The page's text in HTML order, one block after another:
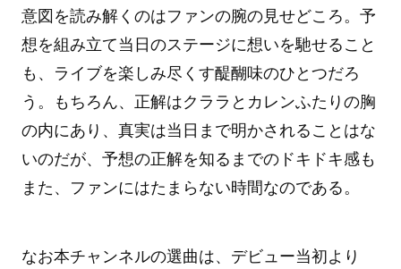
意図を読み解くのはファンの腕の見せどころ。予
想を組み立て当日のステージに想いを馳せること
も、ライブを楽しみ尽くす醍醐味のひとつだろ
う。もちろん、正解はクララとカレンふたりの胸
の内にあり、真実は当日まで明かされることはな
いのだが、予想の正解を知るまでのドキドキ感も
また、ファンにはたまらない時間なのである。
なお本チャンネルの選曲は、デビュー当初より